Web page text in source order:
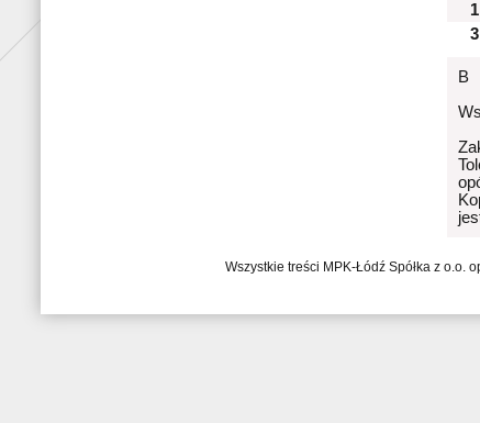
1
3
B
Wszystkie treści MPK-Łódź Spółka z